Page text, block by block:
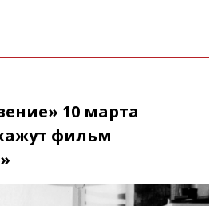
10 марта
фильм